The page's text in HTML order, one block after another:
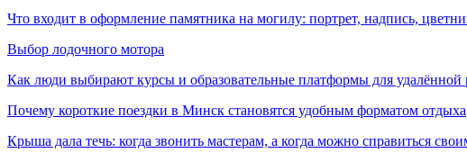
Что входит в оформление памятника на могилу: портрет, надпись,
Выбор лодочного мотора
Как люди выбирают курсы и образовательные платформы для удалённой
Почему короткие поездки в Минск становятся удобным форматом отдыха
Крыша дала течь: когда звонить мастерам, а когда можно справиться